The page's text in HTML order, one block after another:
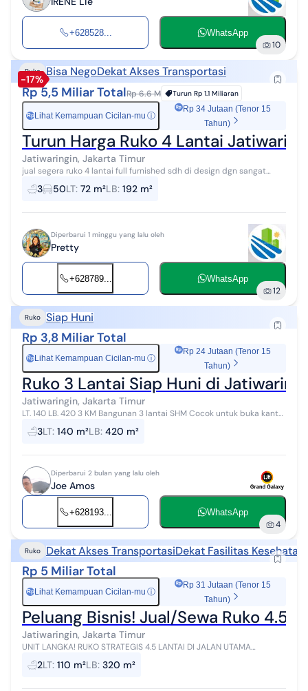
+628528... WhatsApp
10
-17%
Ruko Bisa NegoDekat Akses Transportasi
Rp 5,5 Miliar TotalRp 6.6 M Turun Rp 1.1 Miliaran
Rp Lihat Kemampuan Cicilan-mu ⓘ
Rp 34 Jutaan (Tenor 15
Tahun)
Turun Harga Ruko 4 Lantai
Jatiwaringin, Jakarta Timur
jual segera ruko 4 lantai full furnished sdh di design dgn sangat
bagus ada ruang untuk direktur,resepsionis,ruang
staff,gudang,tuang meeting ,pant...
3 50LT: 72 m²LB: 192 m²
Diperbarui 1 minggu yang lalu oleh
Pretty
+628789... WhatsApp
12
Ruko Siap Huni
Rp 3,8 Miliar Total
Rp Lihat Kemampuan Cicilan-mu ⓘ
Rp 24 Jutaan (Tenor 15
Tahun)
Ruko 3 Lantai Siap Huni di
Jatiwaringin, Jakarta Timur
LT. 140 LB. 420 3 KM Bangunan 3 lantai SHM Cocok untuk buka kantor
dan usaha lainnya Siap huni Hubungi Joe LJH Realty Grand Galaxy -
TW-3LT: 140 m²LB: 420 m²
Diperbarui 2 bulan yang lalu oleh
Joe Amos
+628193... WhatsApp
4
Ruko Dekat Akses TransportasiDekat Fasilitas Kesehatan
Rp 5 Miliar Total
Rp Lihat Kemampuan Cicilan-mu ⓘ
Rp 31 Jutaan (Tenor 15
Tahun)
Peluang Bisnis! Jual/Sewa Ruko 4.5
Jatiwaringin, Jakarta Timur
UNIT LANGKA! RUKO STRATEGIS 4.5 LANTAI DI JALAN UTAMA
JATIWARINGIN RAYA ✨ Maksimalkan potensi bisnis Anda di lokasi
dengan traffic pengunjung ya...
2LT: 110 m²LB: 320 m²